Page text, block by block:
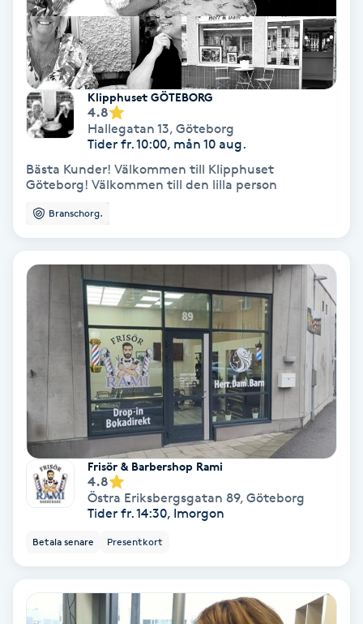
Fransförlängning Volym
Fransk manikyr
Fransrengöring
Friskvård
Funktionsanalys
Färgning
Föning
Gel naglar
Gelenaglar
Klipphuset GÖTEBORG
4.8
Hallegatan 13, Göteborg
Tider fr. 10:00, mån 10 aug.
Bästa Kunder! Välkommen till Klipphuset
Göteborg! Välkommen till den lilla person
Branschorg.
Frisör & Barbershop Rami
4.8
Östra Eriksbergsgatan 89, Göteborg
Tider fr. 14:30, Imorgon
Betala senare Presentkort